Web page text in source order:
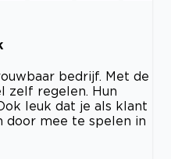
bedrijf. Met de
zelf regelen. Hun
leuk dat je als klant
door mee te spelen in